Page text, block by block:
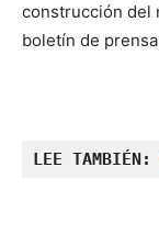
construcción del
boletín de
LEE TAMBIÉN: